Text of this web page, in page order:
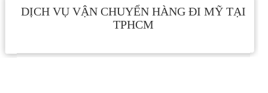
DỊCH VỤ VẬN CHUYỂN HÀNG ĐI MỸ TẠI
TPHCM